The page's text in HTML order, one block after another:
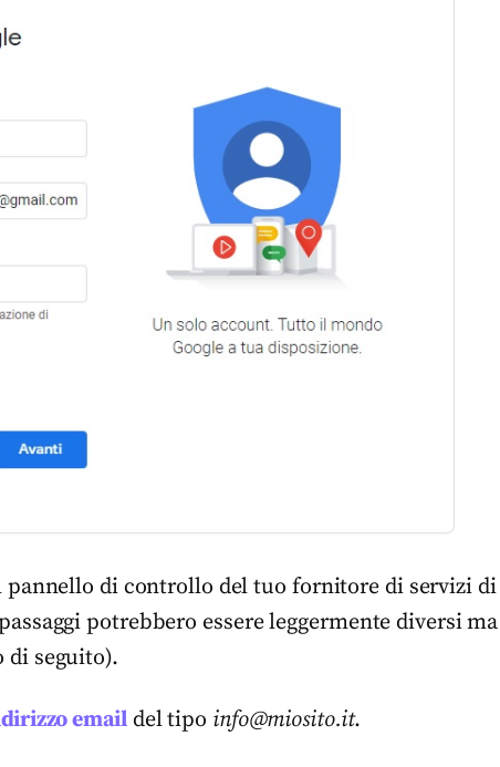
di controllo del tuo fornitore di servizi di
potrebbero essere leggermente diversi ma
di seguito).
emaildel tipo info@miosito.it.